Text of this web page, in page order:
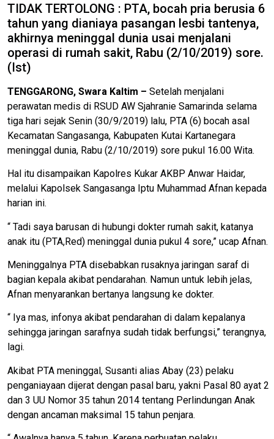
TIDAK TERTOLONG : PTA, bocah pria berusia 6
tahun yang dianiaya pasangan lesbi tantenya,
akhirnya meninggal dunia usai menjalani
operasi di rumah sakit, Rabu (2/10/2019) sore.
(Ist)
TENGGARONG, Swara Kaltim – Setelah menjalani
perawatan medis di RSUD AW Sjahranie Samarinda selama
tiga hari sejak Senin (30/9/2019) lalu, PTA (6) bocah asal
Kecamatan Sangasanga, Kabupaten Kutai Kartanegara
meninggal dunia, Rabu (2/10/2019) sore pukul 16.00 Wita.
Hal itu disampaikan Kapolres Kukar AKBP Anwar Haidar,
melalui Kapolsek Sangasanga Iptu Muhammad Afnan kepada
harian ini.
“ Tadi saya barusan di hubungi dokter rumah sakit, katanya
anak itu (PTA,Red) meninggal dunia pukul 4 sore,” ucap Afnan.
Meninggalnya PTA disebabkan rusaknya jaringan saraf di
bagian kepala akibat pendarahan. Namun untuk lebih jelas,
Afnan menyarankan bertanya langsung ke dokter.
“ Iya mas, infonya akibat pendarahan di dalam kepalanya
sehingga jaringan sarafnya sudah tidak berfungsi,” terangnya,
lagi.
Akibat PTA meninggal, Susanti alias Abay (23) pelaku
penganiayaan dijerat dengan pasal baru, yakni Pasal 80 ayat 2
dan 3 UU Nomor 35 tahun 2014 tentang Perlindungan Anak
dengan ancaman maksimal 15 tahun penjara.